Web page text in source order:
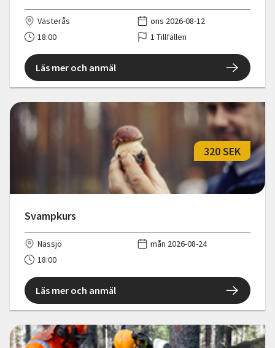
Västerås
ons 2026-08-12
18:00
1 Tillfällen
Läs mer och anmäl
Svampkurs
320 SEK
Nässjö
mån 2026-08-24
18:00
Läs mer och anmäl